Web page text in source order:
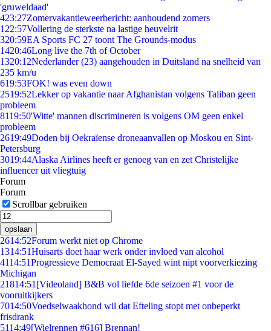
'gruweldaad'
423:27Zomervakantieweerbericht: aanhoudend zomers
1 22:57Vollering de sterkste na lastige heuvelrit
320:59EA Sports FC 27 toont The Grounds-modus
1420:46Long live the 7th of October
1320:12Nederlander (23) aangehouden in Duitsland na snelheid van
235 km/u
619:53FOK! was even down
2519:52Lekker op vakantie naar Afghanistan volgens Taliban geen
probleem
8119:50'Witte' mannen discrimineren is volgens OM geen enkel
probleem
2619:49Doden bij Oekraïense droneaanvallen op Moskou en Sint-
Petersburg
3019:44Alaska Airlines heeft er genoeg van en zet Christelijke
influencer uit vliegtuig
Forum
Forum
Scrollbar gebruiken
opslaan
2614:52Forum werkt niet op Chrome
1314:51Huisarts doet haar werk onder invloed van alcohol
4114:51Progressieve Democraat El-Sayed wint nipt voorverkiezing
Michigan
21814:51 [Videoland] B&B vol liefde 6de seizoen #1 voor de
vooruitkijkers
7014:50Voedselwaakhond wil dat Efteling stopt met onbeperkt
frisdrank
5114:49[Wielrennen #616] Brennan!